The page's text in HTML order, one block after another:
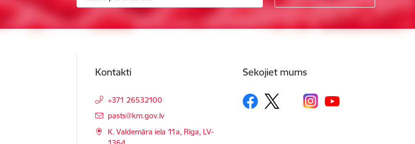
Kontakti
+371 26532100
E-pasts:
pasts@km.gov.lv
K. Valdemāra iela 11a, Rīga, LV-
Sekojiet mums